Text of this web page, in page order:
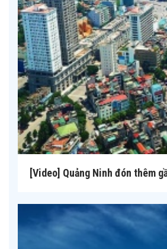
[Video] Quảng Ninh đón thêm